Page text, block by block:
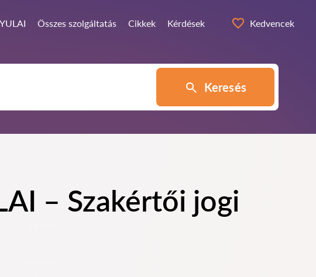
Összes szolgáltatás Cikkek Kérdések Kedvencek
Keresés
– Szakértői jogi